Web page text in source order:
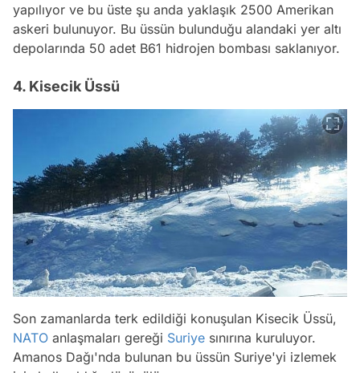
yapılıyor ve bu üste şu anda yaklaşık 2500 Amerikan
askeri bulunuyor. Bu üssün bulunduğu alandaki yer altı
depolarında 50 adet B61 hidrojen bombası saklanıyor.
4. Kisecik Üssü
Son zamanlarda terk edildiği konuşulan Kisecik Üssü,
NATO anlaşmaları gereği Suriye sınırına kuruluyor.
Amanos Dağı'nda bulunan bu üssün Suriye'yi izlemek